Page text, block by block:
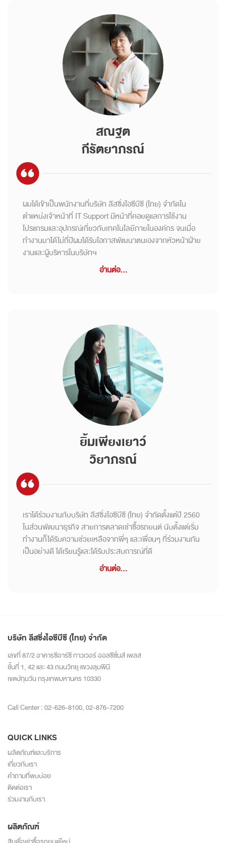
สณฐต
กีรัตยาภรณ์
ผมได้เข้าเป็นพนักงานที่บริษัท ลีสซิ่งไอซีบีซี (ไทย) จำกัดใน
ตำแหน่งเจ้าหน้าที่ IT Support มีหน้าที่คอยดูแลการใช้งาน
โปรแกรมและอุปกรณ์เกี่ยวกับเทคโนโลยีภายในองค์กร จนเมื่อ
ทำงานมาได้ไม่กี่ปีผมได้รับโอกาสพัฒนาตนเองจากหัวหน้าฝ่าย
งานและผู้บริหารในบริษัทฯ
อ่านต่อ...
ยิ้มเพียงเยาว์
วิยาภรณ์
เราได้ร่วมงานกับบริษัท ลีสซิ่งไอซีบีซี (ไทย) จำกัดตั้งแต่ปี 2560
ในส่วนพัฒนาธุรกิจ สายการตลาดเช่าซื้อรถยนต์ นับตั้งแต่เริ่ม
ทำงานก็ได้รับความช่วยเหลือจากพี่ๆ และเพื่อนๆ ที่ร่วมงานกัน
เป็นอย่างดี ได้เรียนรู้และได้รับประสบการณ์ที่ดี
อ่านต่อ...
บริษัท ลีสซิ่งไอซีบีซี (ไทย) จำกัด
เลขที่ 87/2 อาคารซีอาร์ซี ทาวเวอร์ ออลซีซั่นส์ เพลส
ชั้นที่ 1, 42 และ 43 ถนนวิทยุ แขวงลุมพินี
เขตปทุมวัน กรุงเทพมหานคร 10330
Call Center :02-626-8100,02-876-7200
QUICK LINKS
ผลิตภัณฑ์และบริการ
เกี่ยวกับเรา
คำถามที่พบบ่อย
ติดต่อเรา
ร่วมงานกับเรา
ผลิตภัณฑ์